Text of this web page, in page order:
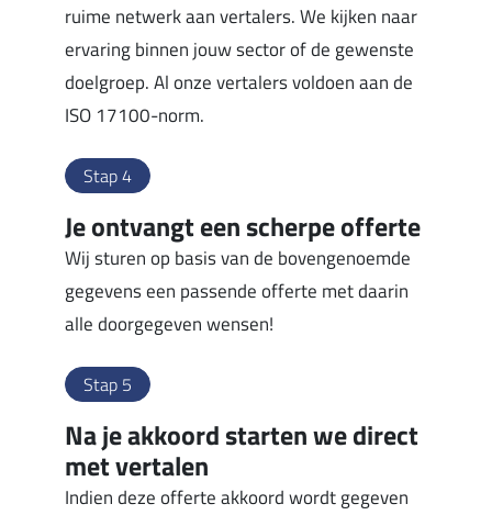
ruime netwerk aan vertalers. We kijken naar
ervaring binnen jouw sector of de gewenste
doelgroep. Al onze vertalers voldoen aan de
ISO 17100-norm.
Stap 4
Je ontvangt een scherpe offerte
Wij sturen op basis van de bovengenoemde
gegevens een passende offerte met daarin
alle doorgegeven wensen!
Stap 5
Na je akkoord starten we direct
met vertalen
Indien deze offerte akkoord wordt gegeven